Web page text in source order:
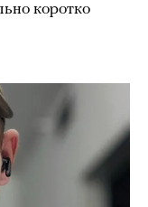
коротко